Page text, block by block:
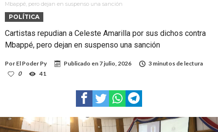
Mbappé, pero dejan en suspenso una sanción
POLÍTICA
Cartistas repudian a Celeste Amarilla por sus dichos contra
Mbappé, pero dejan en suspenso una sanción
Por El Poder Py Publicado en 7 julio, 2026
3 minutos de lectura
0
41